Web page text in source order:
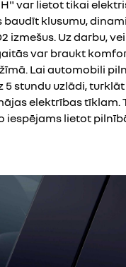
var lietot tikai
baudīt klusumu,
izmešus. Uz darbu,
var braukt
Lai automobili
5 stundu uzlādi,
elektrības tīklam.
iespējams lietot